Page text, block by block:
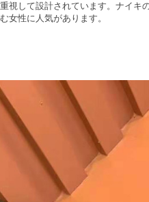
視して設計されています。ナイキ
女性に人気があります。